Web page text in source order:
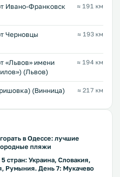
Ивано-Франковск
≈ 191 км
Черновцы
≈ 193 км
«Львов» имени
(Львов)
≈ 194 км
(Винница) ≈ 217 км
в Одессе: лучшие
пляжи
стран: Украина, Словакия,
Румыния. День 7: Мукачево